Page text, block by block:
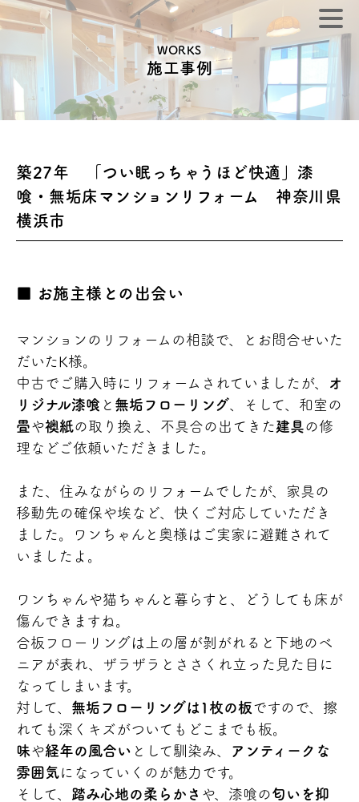
WORKS
施工事例
築27年 「つい眠っちゃうほど快適」漆
喰・無垢床マンションリフォーム 神奈川県
横浜市
お施主様との出会い
マンションのリフォームの相談で、とお問合せいた
だいたK様。
中古でご購入時にリフォームされていましたが、
オ
リジナル漆喰 と 無垢フローリング 、そして、和室の
畳や襖紙の取り換え、不具合の出てきた建具の修
理などご依頼いただきました。
また、住みながらのリフォームでしたが、家具の
移動先の確保や埃など、快くご対応していただき
ました。ワンちゃんと奥様はご実家に避難されて
いましたよ。
ワンちゃんや猫ちゃんと暮らすと、どうしても床が
傷んできますね。
合板フローリングは上の層が剝がれると下地のべ
ニアが表れ、ザラザラとささくれ立った見た目に
なってしまいます。
対して、 無垢フローリングは1枚の板ですので、擦
れても深くキズがついてもどこまでも板。
味や経年の風合い として馴染み、
アンティークな
雰囲気になっていくのが魅力です。
そして、 踏み心地の柔らかさ や、漆喰の匂いを抑